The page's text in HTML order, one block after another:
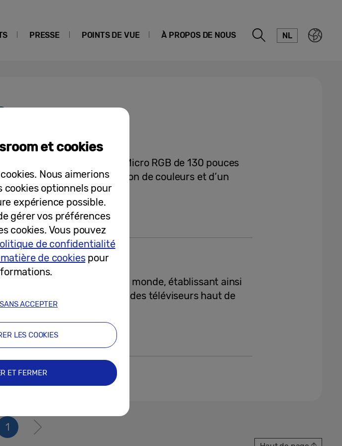
PRESSE POINTS DE VUE À PROPOS DE NOUS NL
de Presse
le premier téléviseur Micro RGB de 130 pouces
d’une nouvelle génération de couleurs et d’un
audacieux
de Presse
le premier Micro RGB au monde, établissant ainsi
norme pour la technologie des téléviseurs haut de
1
et cookies
Nous aimerions
cookies optionnels pour
expérience possible.
gérer vos préférences
cookies. Vous pouvez
de confidentialité
de cookiespour
ACCEPTER
LES COOKIES
ET FERMER